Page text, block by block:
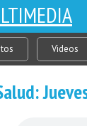
Videos